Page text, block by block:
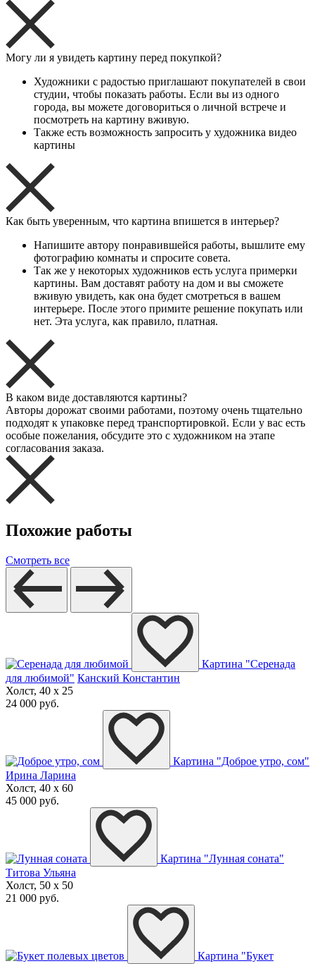
Могу ли я увидеть картину перед покупкой?
Художники с радостью приглашают покупателей в свои
студии, чтобы показать работы. Если вы из одного
города, вы можете договориться о личной встрече и
посмотреть на картину вживую.
Также есть возможность запросить у художника видео
картины
Как быть уверенным, что картина впишется в интерьер?
Напишите автору понравившейся работы, вышлите ему
фотографию комнаты и спросите совета.
Так же у некоторых художников есть услуга примерки
картины. Вам доставят работу на дом и вы сможете
вживую увидеть, как она будет смотреться в вашем
интерьере. После этого примите решение покупать или
нет. Эта услуга, как правило, платная.
В каком виде доставляются картины?
Авторы дорожат своими работами, поэтому очень тщательно
подходят к упаковке перед транспортировкой. Если у вас есть
особые пожелания, обсудите это с художником на этапе
согласования заказа.
Похожие работы
Смотреть все
Картина "Серенада
для любимой" Канский Константин
Холст, 40 x 25
24 000 руб.
Картина "Доброе утро, сом"
Ирина Ларина
Холст, 40 x 60
45 000 руб.
Картина "Лунная соната"
Титова Ульяна
Холст, 50 x 50
21 000 руб.
Картина "Букет